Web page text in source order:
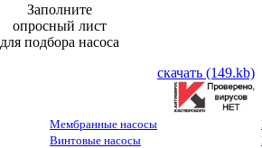
Заполните
опросный лист
для подбора насоса
скачать (149.kb)
Мембранные насосы
Винтовые насосы